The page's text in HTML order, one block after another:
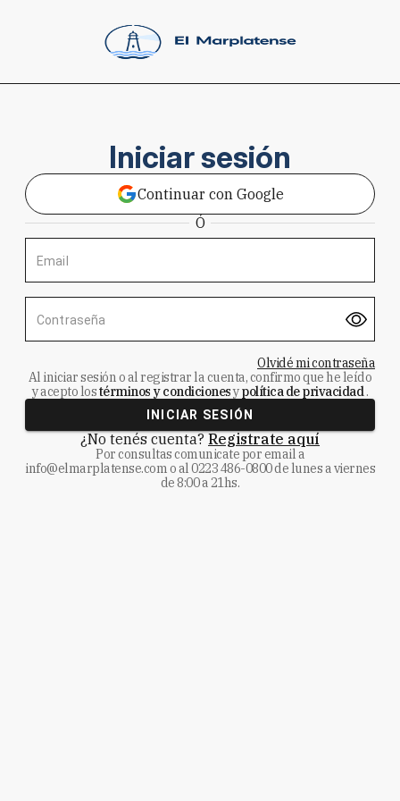
Iniciar sesión
Continuar con Google
Ó
Email
Contraseña
Olvidé mi contraseña
Al iniciar sesión o al registrar la cuenta, confirmo que he leído
y acepto lostérminos y condicionesypolítica de privacidad.
INICIAR SESIÓN
¿No tenés cuenta? Registrate aquí
Por consultas comunicate por email a
info@elmarplatense.como al0223 486-0800de lunes a viernes
de 8:00 a 21hs.